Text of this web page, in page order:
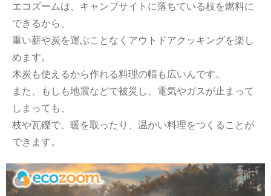
エコズームは、キャンプサイトに落ちている枝を燃料に
できるから、
重い薪や炭を運ぶことなくアウトドアクッキングを楽し
めます。
木炭も使えるから作れる料理の幅も広いんです。
また、もしも地震などで被災し、電気やガスが止まって
しまっても、
枝や瓦礫で、暖を取ったり、温かい料理をつくることが
できます。